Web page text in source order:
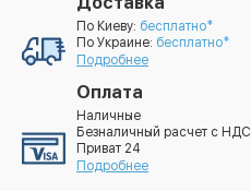
По Киеву: бесплатно*
По Украине: бесплатно*
Подробнее
Оплата
Наличные
Безналичный расчет с НДС
Приват 24
Подробнее